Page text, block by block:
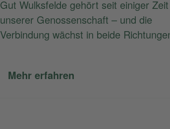
Gut Wulksfelde gehört seit einiger
unserer Genossenschaft – und die
Verbindung wächst in beide
Mehr erfahren